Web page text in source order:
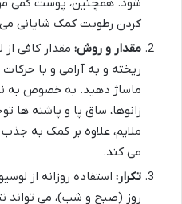
شود. همچنین، پوست کمی
کردن رطوبت کمک شایانی
مقدار و روش: مقدار کافی
ریخته و به آرامی و با
ماساژ دهید. به خصوص به
زانوها، ساق پا و پاشنه ها
ملایم، علاوه بر کمک به
می کند.
تکرار: استفاده روزانه از
روز (صبح و شب)، می تواند